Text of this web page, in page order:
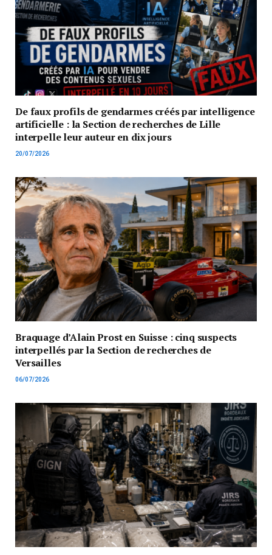
De faux profils de gendarmes créés par intelligence
artificielle : la Section de recherches de Lille
interpelle leur auteur en dix jours
20/07/2026
Braquage d’Alain Prost en Suisse : cinq suspects
interpellés par la Section de recherches de
Versailles
06/07/2026